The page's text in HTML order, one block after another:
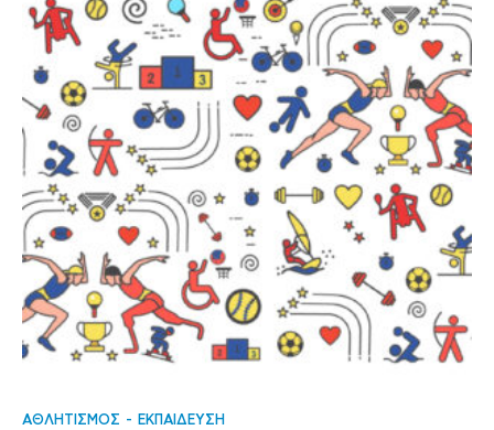
ΑΘΛΗΤΙΣΜΟΣ ΕΚΠΑΙΔΕΥΣΗ